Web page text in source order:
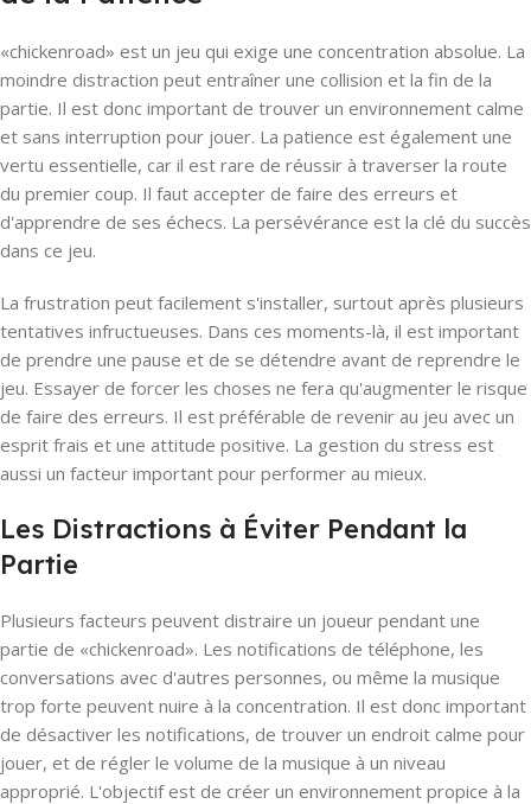
«chickenroad» est un jeu qui exige une concentration absolue. La
moindre distraction peut entraîner une collision et la fin de la
partie. Il est donc important de trouver un environnement calme
et sans interruption pour jouer. La patience est également une
vertu essentielle, car il est rare de réussir à traverser la route
du premier coup. Il faut accepter de faire des erreurs et
d'apprendre de ses échecs. La persévérance est la clé du succès
dans ce jeu.
La frustration peut facilement s'installer, surtout après plusieurs
tentatives infructueuses. Dans ces moments-là, il est important
de prendre une pause et de se détendre avant de reprendre le
jeu. Essayer de forcer les choses ne fera qu'augmenter le risque
de faire des erreurs. Il est préférable de revenir au jeu avec un
esprit frais et une attitude positive. La gestion du stress est
aussi un facteur important pour performer au mieux.
Les Distractions à Éviter Pendant la
Partie
Plusieurs facteurs peuvent distraire un joueur pendant une
partie de «chickenroad». Les notifications de téléphone, les
conversations avec d'autres personnes, ou même la musique
trop forte peuvent nuire à la concentration. Il est donc important
de désactiver les notifications, de trouver un endroit calme pour
jouer, et de régler le volume de la musique à un niveau
approprié. L'objectif est de créer un environnement propice à la